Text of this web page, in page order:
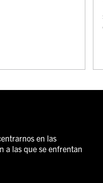
en las
a las que se enfrentan